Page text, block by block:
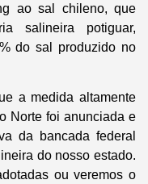
ao sal chileno, que
salineira potiguar,
do sal produzido no
a medida altamente
Norte foi anunciada e
da bancada federal
do nosso estado.
ou veremos o